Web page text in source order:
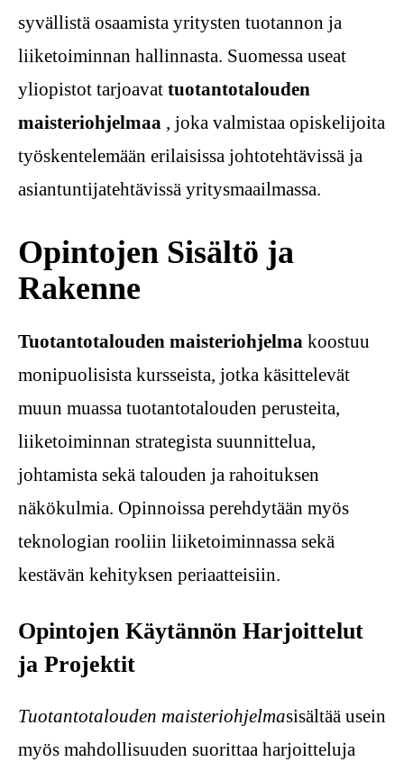
syvällistä osaamista yritysten tuotannon ja
liiketoiminnan hallinnasta. Suomessa useat
yliopistot tarjoavat tuotantotalouden
maisteriohjelmaa , joka valmistaa opiskelijoita
työskentelemään erilaisissa johtotehtävissä ja
asiantuntijatehtävissä yritysmaailmassa.
Opintojen Sisältö ja
Rakenne
Tuotantotalouden maisteriohjelma koostuu
monipuolisista kursseista, jotka käsittelevät
muun muassa tuotantotalouden perusteita,
liiketoiminnan strategista suunnittelua,
johtamista sekä talouden ja rahoituksen
näkökulmia. Opinnoissa perehdytään myös
teknologian rooliin liiketoiminnassa sekä
kestävän kehityksen periaatteisiin.
Opintojen Käytännön Harjoittelut
ja Projektit
Tuotantotalouden maisteriohjelmasisältää usein
myös mahdollisuuden suorittaa harjoitteluja